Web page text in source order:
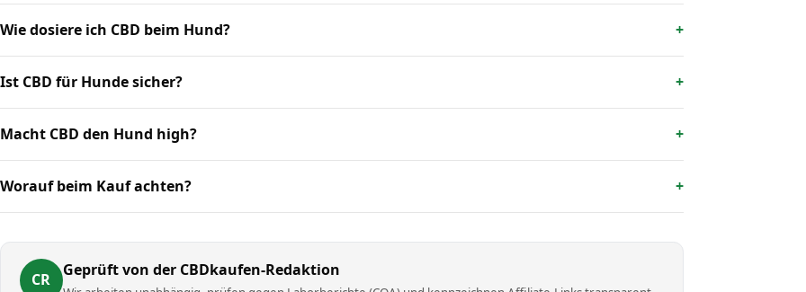
Wie dosiere ich CBD beim Hund?
Ist CBD für Hunde sicher?
Macht CBD den Hund high?
Worauf beim Kauf achten?
CR
Geprüft von der CBDkaufen-Redaktion